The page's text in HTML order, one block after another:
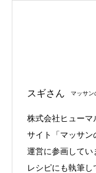
スギさん マッサン
株式会社ヒューマ
サイト「マッサン
運営に参画してい
レシピにも執筆し